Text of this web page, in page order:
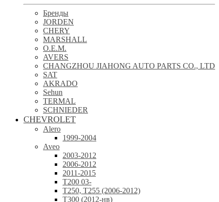
Бренды
JORDEN
CHERY
MARSHALL
O.E.M.
AVERS
CHANGZHOU JIAHONG AUTO PARTS CO., LTD
SAT
AKRADO
Sehun
TERMAL
SCHNIEDER
CHEVROLET
Alero
1999-2004
Aveo
2003-2012
2006-2012
2011-2015
T200 03-
T250, T255 (2006-2012)
T300 (2012-нв)